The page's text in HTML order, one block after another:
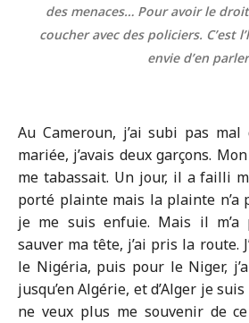
des menaces… Pour avoir le
coucher avec des policiers. C’est
envie d’en
Au Cameroun, j’ai subi pas mal
mariée, j’avais deux garçons.
me tabassait. Un jour, il a failli
porté plainte mais la plainte n’a
je me suis enfuie. Mais il m’a
sauver ma tête, j’ai pris la route.
le Nigéria, puis pour le Niger,
jusqu’en Algérie, et d’Alger je
ne veux plus me souvenir de